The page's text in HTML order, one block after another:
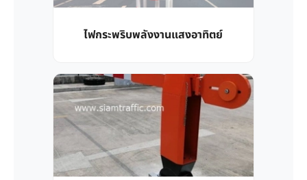
ไฟกระพริบพลังงานแสงอาทิตย์